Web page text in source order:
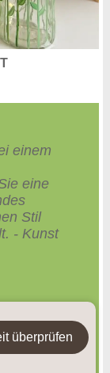
einem
eine
Stil
- Kunst
überprüfen